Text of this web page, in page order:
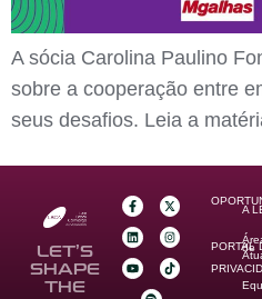
A sócia Carolina Paulino
sobre a cooperação entre
seus desafios. Leia a
LET’S
SHAPE
THE
PORTAL
A
de